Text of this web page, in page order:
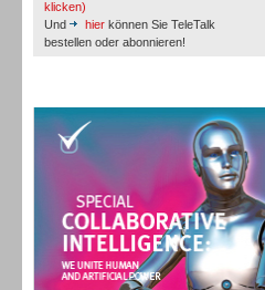
klicken)
Und
hier können Sie TeleTalk
bestellen oder abonnieren!
Personal